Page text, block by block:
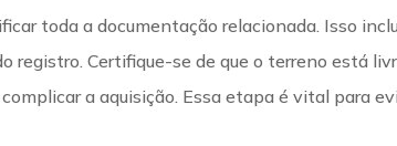
toda a documentação relacionada. Isso
registro. Certifique-se de que o terreno está
a aquisição. Essa etapa é vital para